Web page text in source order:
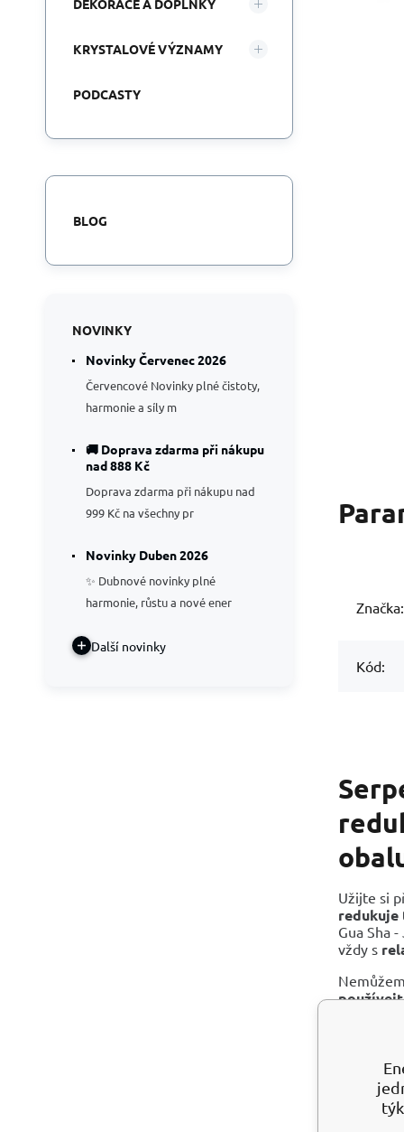
Značka:
Kód:
Užijte si
redukuje
Gua Sha
vždy s
DEKORACE A DOPLŇKY
KRYSTALOVÉ VÝZNAMY
PODCASTY
BLOG
NOVINKY
Novinky Červenec 2026
Červencové Novinky plné čistoty,
harmonie a síly m
🚚 Doprava zdarma při nákupu
nad 888 Kč
Doprava zdarma při nákupu nad
999 Kč na všechny pr
Novinky Duben 2026
✨ Dubnové novinky plné
harmonie, růstu a nové ener
Další novinky